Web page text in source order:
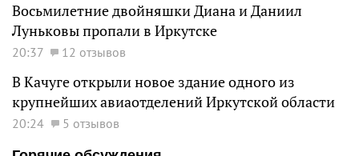
Восьмилетние двойняшки Диана и Даниил
Луньковы пропали в Иркутске
20:37 12 отзывов
В Качуге открыли новое здание одного из
крупнейших авиаотделений Иркутской области
20:24
5 отзывов